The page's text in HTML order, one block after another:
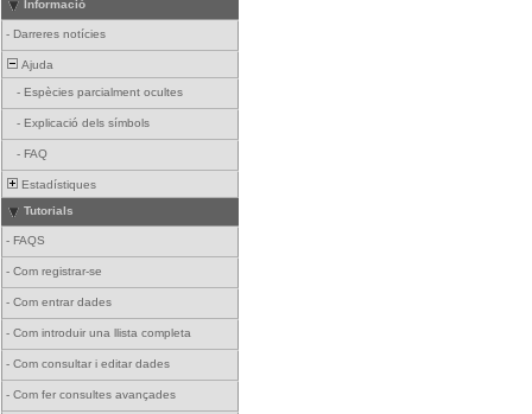
Informació
- Darreres notícies
Ajuda
- Espècies parcialment ocultes
- Explicació dels símbols
- FAQ
Estadístiques
Tutorials
- FAQS
- Com registrar-se
- Com entrar dades
- Com introduir una llista completa
- Com consultar i editar dades
- Com fer consultes avançades